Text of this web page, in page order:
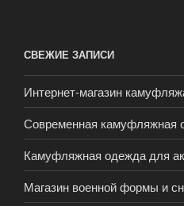
СВЕЖИЕ ЗАПИСИ
Интернет-магазин
Современная камуфляжная
Камуфляжная одежда для
Магазин военной формы и